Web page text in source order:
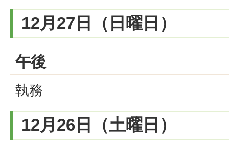
12月27日（日曜日）
午後
執務
12月26日（土曜日）